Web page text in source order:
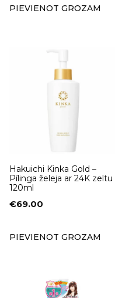
PIEVIENOT GROZAM
Hakuichi Kinka Gold –
Pīlinga želeja ar 24K zeltu
120ml
€69.00
PIEVIENOT GROZAM